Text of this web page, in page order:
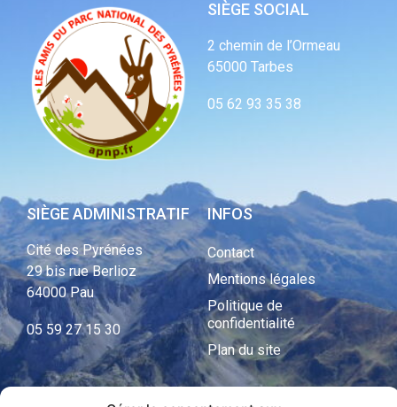
SIÈGE SOCIAL
2 chemin de l’Ormeau
65000 Tarbes
05 62 93 35 38
SIÈGE ADMINISTRATIF
Cité des Pyrénées
29 bis rue Berlioz
64000 Pau
05 59 27 15 30
INFOS
Contact
Mentions légales
Politique de
confidentialité
Plan du site